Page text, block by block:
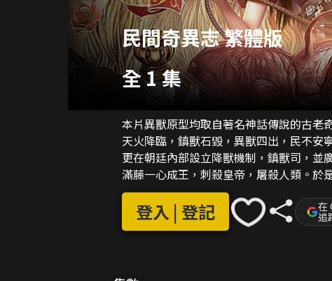
民間奇異志 繁體版
全 1 集
本片異獸原型均取自著名神話傳說的古老
天火降臨，鎮獸石毀，異獸四出，民不安
更在朝廷內部設立降獸機制，鎮獸司，並
滿藤一心成王，刺殺皇帝，屠殺人類。於
獸也各不相同，如何降獸便成了當時的熱
面，主人公們為守護家園百姓，與異獸發
登入 | 登記 在
追